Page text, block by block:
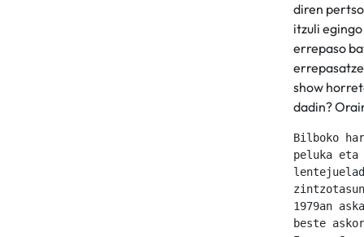
diren
itzuli
errepaso
show
dadin?
Bilboko
peluka eta
1979an
beste